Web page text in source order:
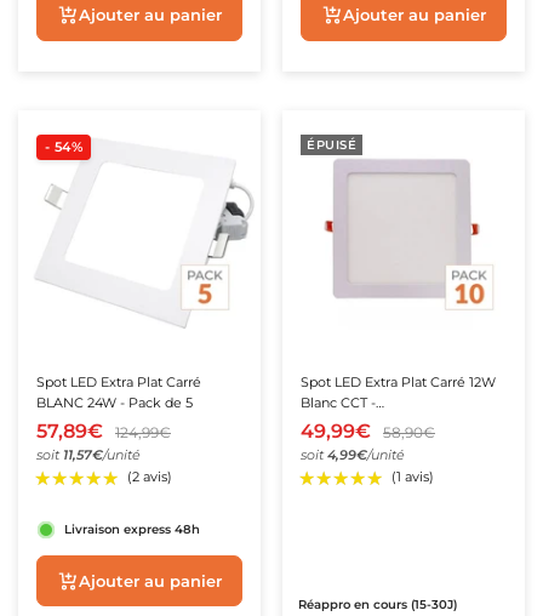
★★★★★
★★★★★ (1 avis)
Aperçu rapide Ajouter au
- 54%
Spot LED Extra Plat Carré
BLANC 24W - Pack de 5
57,89€ 124,99€
soit 11,57€/unité
Livraison express 48h
Aperçu rapide
ÉPUISÉ
Spot LED Extra Plat Carré 12W
Blanc CCT -
3000K/4000K/6000K - Pack de
10
49,99€ 58,90€
soit4,99€/unité
Réappro en cours (15-30J)